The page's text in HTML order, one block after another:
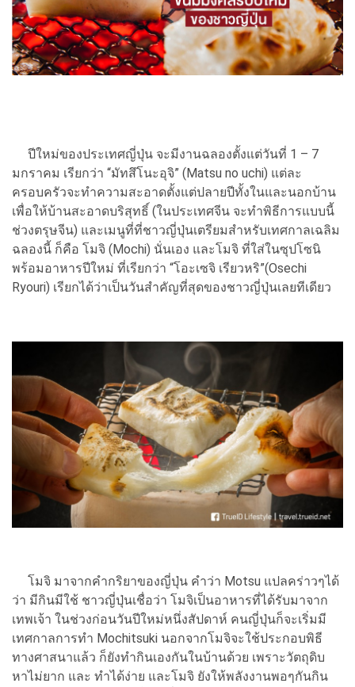
ปีใหม่ของประเทศญี่ปุ่น จะมีงานฉลองตั้งแต่วันที่ 1 – 7
มกราคม เรียกว่า “มัทสึโนะอุจิ” (Matsu no uchi) แต่ละ
ครอบครัวจะทำความสะอาดตั้งแต่ปลายปีทั้งในและนอกบ้าน
เพื่อให้บ้านสะอาดบริสุทธิ์ (ในประเทศจีน จะทำพิธีการแบบนี้
ช่วงตรุษจีน) และเมนูที่ที่ชาวญี่ปุ่นเตรียมสำหรับเทศกาลเฉลิม
ฉลองนี้ ก็คือ โมจิ (Mochi) นั่นเอง และโมจิ ที่ใส่ในซุปโซนิ
พร้อมอาหารปีใหม่ ที่เรียกว่า “โอะเซจิ เรียวหริ”(Osechi
Ryouri) เรียกได้ว่าเป็นวันสำคัญที่สุดของชาวญี่ปุ่นเลยทีเดียว
โมจิ มาจากคำกริยาของญี่ปุ่น คำว่า Motsu แปลคร่าวๆได้
ว่า มีกินมีใช้ ชาวญี่ปุ่นเชื่อว่า โมจิเป็นอาหารที่ได้รับมาจาก
เทพเจ้า ในช่วงก่อนวันปีใหม่หนึ่งสัปดาห์ คนญี่ปุ่นก็จะเริ่มมี
เทศกาลการทำ Mochitsuki นอกจากโมจิจะใช้ประกอบพิธี
ทางศาสนาแล้ว ก็ยังทำกินเองกันในบ้านด้วย เพราะวัตถุดิบ
หาไม่ยาก และ ทำได้ง่าย และโมจิ ยังให้พลังงานพอๆกันกิน